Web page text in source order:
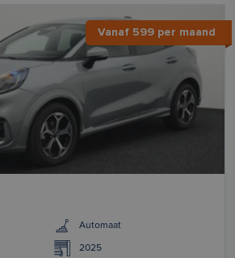
Vanaf 599 per maand
Automaat
2025